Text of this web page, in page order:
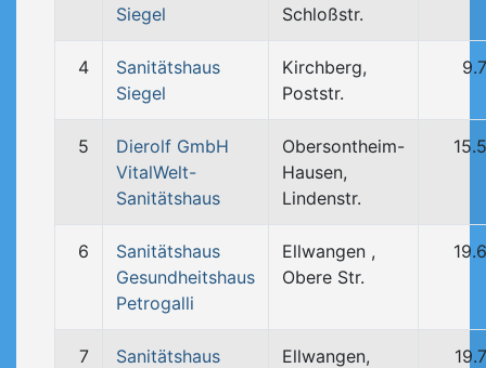
Siegel
Schloßstr.
4
Sanitätshaus
Siegel
Kirchberg,
Poststr.
5
Dierolf GmbH
VitalWelt-
Sanitätshaus
Obersontheim-
Hausen,
Lindenstr.
6
Sanitätshaus
Gesundheitshaus
Petrogalli
Ellwangen ,
Obere Str.
7
Sanitätshaus
Ellwangen,